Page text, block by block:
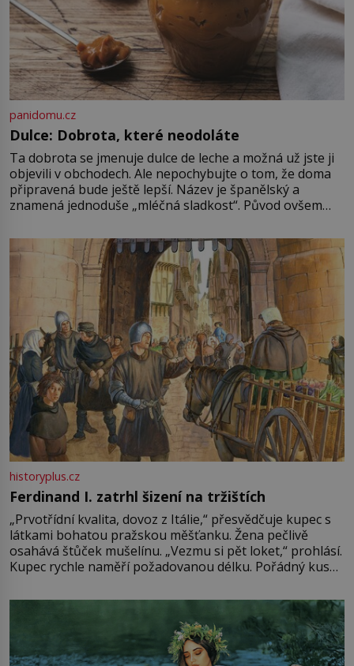
panidomu.cz
Dulce: Dobrota, které neodoláte
Ta dobrota se jmenuje dulce de leche a možná už jste ji
objevili v obchodech. Ale nepochybujte o tom, že doma
připravená bude ještě lepší. Název je španělský a
znamená jednoduše „mléčná sladkost“. Původ ovšem
pře hned několik latinskoamerických zemí a k tomu
Francie, kde se traduje,
historyplus.cz
Ferdinand I. zatrhl šizení na tržištích
„Prvotřídní kvalita, dovoz z Itálie,“ přesvědčuje kupec s
látkami bohatou pražskou měšťanku. Žena pečlivě
osahává štůček mušelínu. „Vezmu si pět loket,“ prohlásí.
Kupec rychle naměří požadovanou délku. Pořádný kus
milostpaní. Stačí jenom na sukni,“ zhodnotí švadlena
množství růžového mušelínu. „Ošidili vás, podívejte.“
Vezme do ruky dřevěnou